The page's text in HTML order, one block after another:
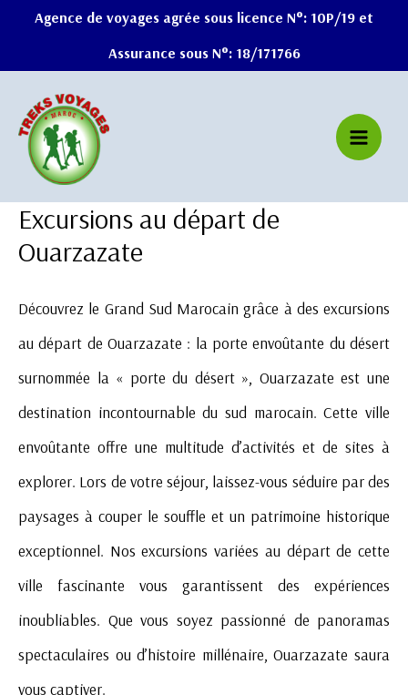
Agence de voyages agrée sous licence N°: 10P/19 et
Assurance sous N°: 18/171766
Excursions au départ de
Ouarzazate
Découvrez le Grand Sud Marocain grâce à des excursions
au départ de Ouarzazate : la porte envoûtante du désert
surnommée la « porte du désert », Ouarzazate est une
destination incontournable du sud marocain. Cette ville
envoûtante offre une multitude d’activités et de sites à
explorer. Lors de votre séjour, laissez-vous séduire par des
paysages à couper le souffle et un patrimoine historique
exceptionnel. Nos excursions variées au départ de cette
ville fascinante vous garantissent des expériences
inoubliables. Que vous soyez passionné de panoramas
spectaculaires ou d’histoire millénaire, Ouarzazate saura
vous captiver.